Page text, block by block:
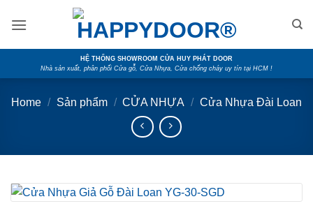
HỆ THỐNG SHOWROOM CỬA HUY PHÁT DOOR
Nhà sản xuất, phân phối Cửa gỗ, Cửa Nhựa, Cửa chống cháy uy tín tại HCM !
Home / Sản phẩm / CỬA NHỰA / Cửa Nhựa Đài Loan